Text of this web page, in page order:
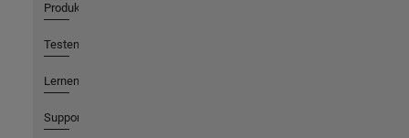
Produkte
Testen oder Kaufen
Lernen
Support